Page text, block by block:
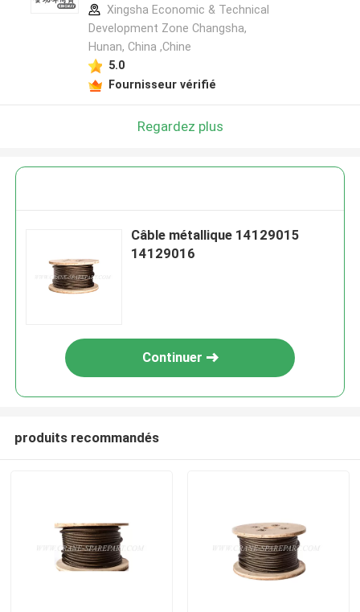
Xingsha Economic & Technical
Development Zone Changsha,
Hunan, China ,Chine
5.0
Fournisseur vérifié
Regardez plus
Câble métallique 14129015
14129016
Continuer
produits recommandés